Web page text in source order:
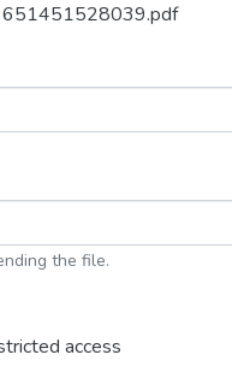
651451528039.pdf
the file.
access